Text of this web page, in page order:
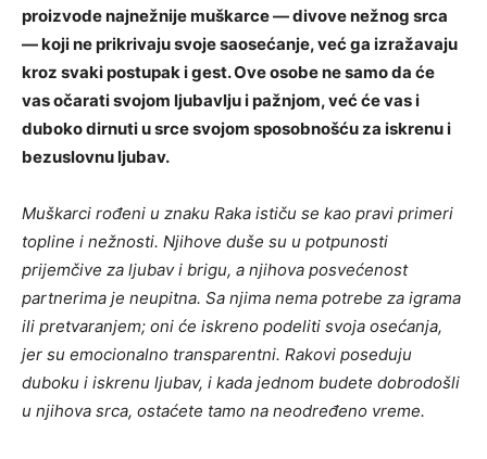
proizvode najnežnije muškarce — divove nežnog srca
— koji ne prikrivaju svoje saosećanje, već ga izražavaju
kroz svaki postupak i gest. Ove osobe ne samo da će
vas očarati svojom ljubavlju i pažnjom, već će vas i
duboko dirnuti u srce svojom sposobnošću za iskrenu i
bezuslovnu ljubav.
Muškarci rođeni u znaku Raka ističu se kao pravi primeri
topline i nežnosti. Njihove duše su u potpunosti
prijemčive za ljubav i brigu, a njihova posvećenost
partnerima je neupitna. Sa njima nema potrebe za igrama
ili pretvaranjem; oni će iskreno podeliti svoja osećanja,
jer su emocionalno transparentni. Rakovi poseduju
duboku i iskrenu ljubav, i kada jednom budete dobrodošli
u njihova srca, ostaćete tamo na neodređeno vreme.